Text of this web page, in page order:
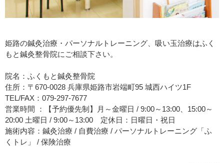
姫路の鍼灸治療・パーソナルトレーニング、吸い玉治療はふく
もと鍼灸整骨院にご相談下さい。
院名：ふくもと鍼灸整骨院
住所：〒670-0028 兵庫県姫路市岩端町95 城西ハイツ1F
TEL/FAX：079-297-7677
営業時間 ：【予約優先制】月～金曜日 / 9:00～13:00、15:00～
20:00 土曜日 / 9:00～13:00 定休日：日曜日・祝日
施術内容：鍼灸治療 / 自費治療 / パーソナルトレーニング「ふ
くトレ」 / 保険治療